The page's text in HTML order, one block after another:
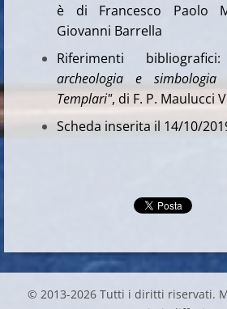
è di Francesco Paolo
Giovanni Barrella
Riferimenti
archeologia e
Templari", di F. P. Maulucci
Scheda inserita il 14/10/
© 2013-2026 Tutti i diritti riservati.